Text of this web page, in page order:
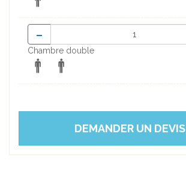
-
Chambre double
DEMANDER UN DEVIS